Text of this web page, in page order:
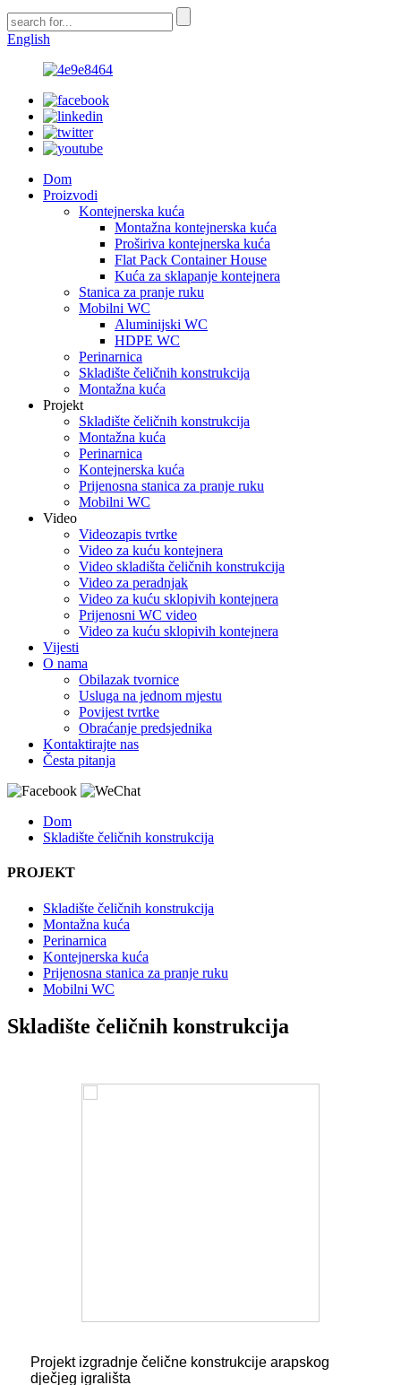
English
Dom
Proizvodi
Kontejnerska kuća
Montažna kontejnerska kuća
Proširiva kontejnerska kuća
Flat Pack Container House
Kuća za sklapanje kontejnera
Stanica za pranje ruku
Mobilni WC
Aluminijski WC
HDPE WC
Perinarnica
Skladište čeličnih konstrukcija
Montažna kuća
Projekt
Skladište čeličnih konstrukcija
Montažna kuća
Perinarnica
Kontejnerska kuća
Prijenosna stanica za pranje ruku
Mobilni WC
Video
Videozapis tvrtke
Video za kuću kontejnera
Video skladišta čeličnih konstrukcija
Video za peradnjak
Video za kuću sklopivih kontejnera
Prijenosni WC video
Video za kuću sklopivih kontejnera
Vijesti
O nama
Obilazak tvornice
Usluga na jednom mjestu
Povijest tvrtke
Obraćanje predsjednika
Kontaktirajte nas
Česta pitanja
Dom
Skladište čeličnih konstrukcija
PROJEKT
Skladište čeličnih konstrukcija
Montažna kuća
Perinarnica
Kontejnerska kuća
Prijenosna stanica za pranje ruku
Mobilni WC
Skladište čeličnih konstrukcija
Projekt izgradnje čelične konstrukcije arapskog
dječjeg igrališta